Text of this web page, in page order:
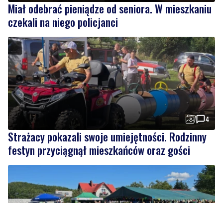
Miał odebrać pieniądze od seniora. W mieszkaniu
czekali na niego policjanci
4
Strażacy pokazali swoje umiejętności. Rodzinny
festyn przyciągnął mieszkańców oraz gości